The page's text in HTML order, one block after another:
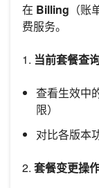
在 Billing （
费服务。
1. 当前套餐查
查看生效中
限）
对比各版本
2. 套餐变更操